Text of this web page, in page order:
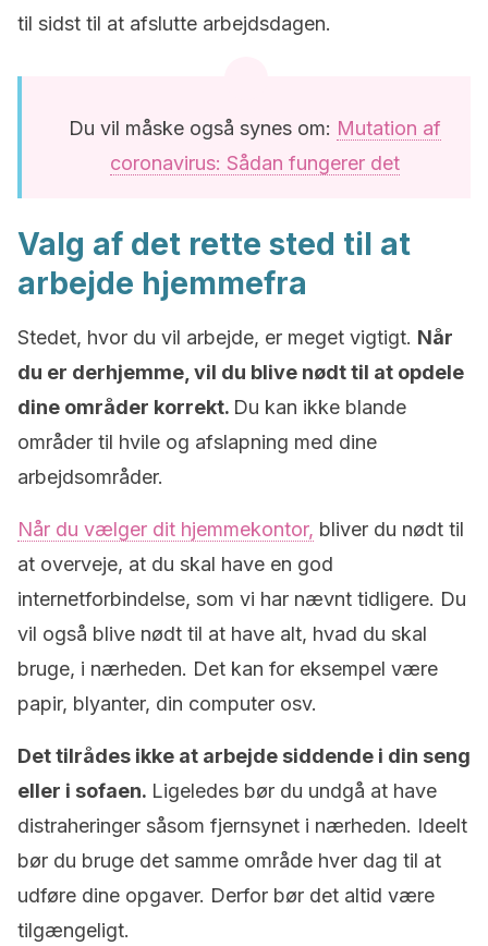
til sidst til at afslutte arbejdsdagen.
Du vil måske også synes om: Mutation af
coronavirus: Sådan fungerer det
Valg af det rette sted til at
arbejde hjemmefra
Stedet, hvor du vil arbejde, er meget vigtigt. Når
du er derhjemme, vil du blive nødt til at opdele
dine områder korrekt. Du kan ikke blande
områder til hvile og afslapning med dine
arbejdsområder.
Når du vælger dit hjemmekontor, bliver du nødt til
at overveje, at du skal have en god
internetforbindelse, som vi har nævnt tidligere. Du
vil også blive nødt til at have alt, hvad du skal
bruge, i nærheden. Det kan for eksempel være
papir, blyanter, din computer osv.
Det tilrådes ikke at arbejde siddende i din seng
eller i sofaen. Ligeledes bør du undgå at have
distraheringer såsom fjernsynet i nærheden. Ideelt
bør du bruge det samme område hver dag til at
udføre dine opgaver. Derfor bør det altid være
tilgængeligt.